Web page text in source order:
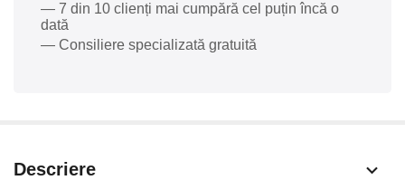
— 7 din 10 clienți mai cumpără cel puțin încă o
dată
— Consiliere specializată gratuită
Descriere